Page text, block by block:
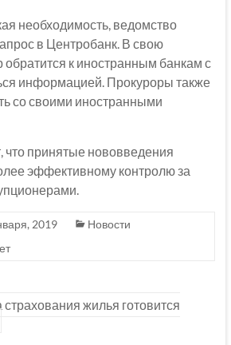
необходимость, ведомство
в Центробанк. В свою
обратится к иностранным банкам с
информацией. Прокуроры также
со своими иностранными
что принятые нововведения
эффективному контролю за
2019
Новости
жилья готовится